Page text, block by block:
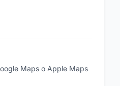
Maps o Apple Maps